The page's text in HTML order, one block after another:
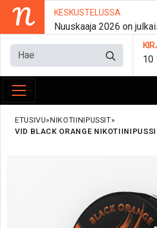
N KESKUSTELUSSA
Nuuskaaja 2026 on
10
ETUSIVU NIKOTIINIPUSSIT
VID BLACK ORANGE NIKOTIINIPUSSI